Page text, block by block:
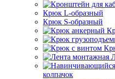
Крюк L-образный
Крюк S-образный
колпачок